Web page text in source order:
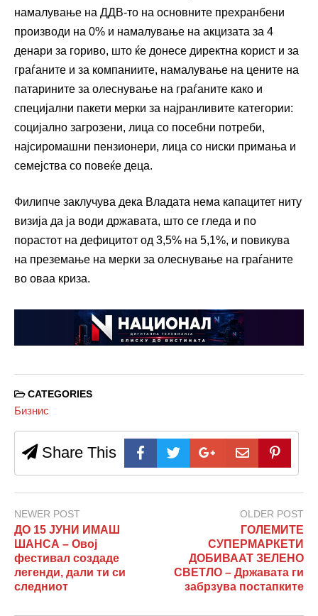
намалување на ДДВ-то на основните прехранбени
производи на 0% и намалување на акцизата за 4
денари за гориво, што ќе донесе директна корист и за
граѓаните и за компаниите, намалување на цените на
патарините за олеснување на граѓаните како и
специјални пакети мерки за најранливите категории:
социјално загрозени, лица со посебни потреби,
најсиромашни пензионери, лица со ниски примања и
семејства со повеќе деца.
Филипче заклучува дека Владата нема капацитет ниту
визија да ја води државата, што се гледа и по
порастот на дефицитот од 3,5% на 5,1%, и повикува
на преземање на мерки за олеснување на граѓаните
во оваа криза.
CATEGORIES
Бизнис
Share This
NEWER POST
ДО 15 ЈУНИ ИМАШ
ШАНСА – Овој
фестивал создаде
легенди, дали ти си
следниот
OLDER POST
ГОЛЕМИТЕ
СУПЕРМАРКЕТИ
ДОБИВААТ ЗЕЛЕНО
СВЕТЛО – Државата ги
забрзува постапките